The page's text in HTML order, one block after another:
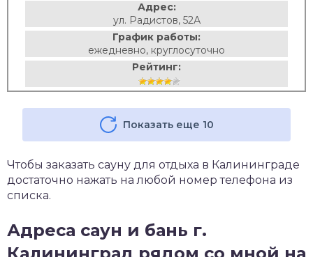
Адрес:
ул. Радистов, 52А
График работы:
ежедневно, круглосуточно
Рейтинг:
Показать еще 10
Чтобы заказать сауну для отдыха в Калининграде
достаточно нажать на любой номер телефона из
списка.
Адреса саун и бань г.